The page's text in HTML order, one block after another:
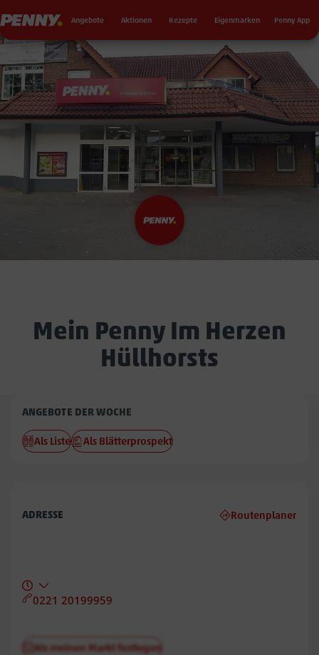
Penny Angebote Aktionen Rezepte Eigenmarken Penny App
Mein Penny Im Herzen
Hüllhorsts
Penny
Im
Herzen
ANGEBOTE DER WOCHE
Als Liste Als Blätterprospekt
ADRESSE Routenplaner
0221 20199959
Als meinen Markt festlegen